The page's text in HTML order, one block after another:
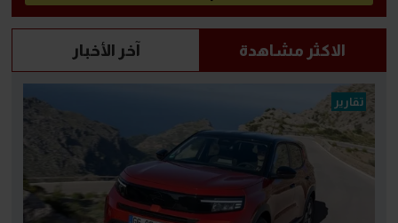
الاكثر مشاهدة آخر الأخبار
تقارير